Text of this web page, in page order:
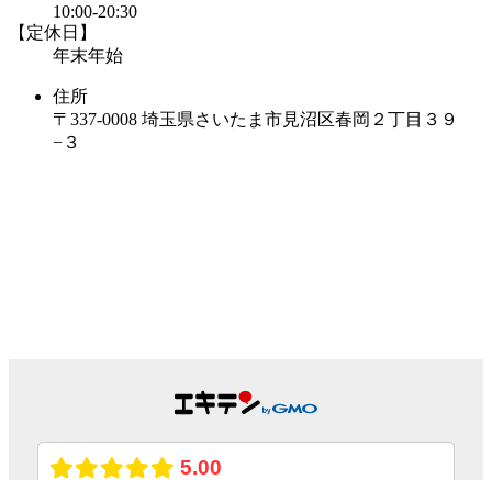
10:00-20:30
【定休日】
年末年始
住所
〒337-0008 埼玉県さいたま市見沼区春岡２丁目３９
−３